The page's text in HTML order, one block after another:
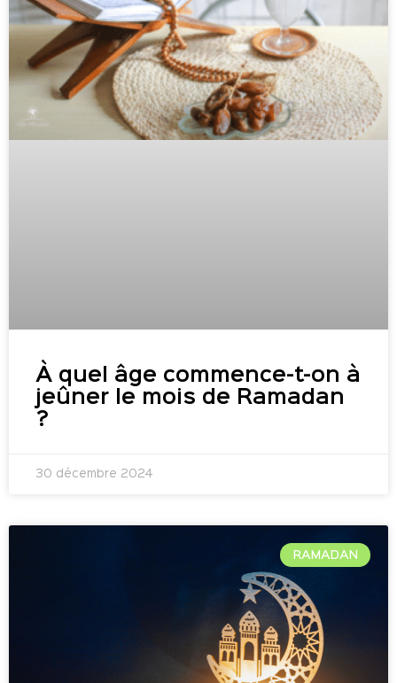
À quel âge commence-t-on à
jeûner le mois de Ramadan
?
30 décembre 2024
RAMADAN